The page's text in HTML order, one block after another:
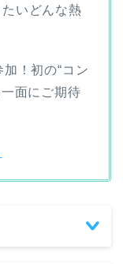
いどんな熱
！初の“コン
面にご期待